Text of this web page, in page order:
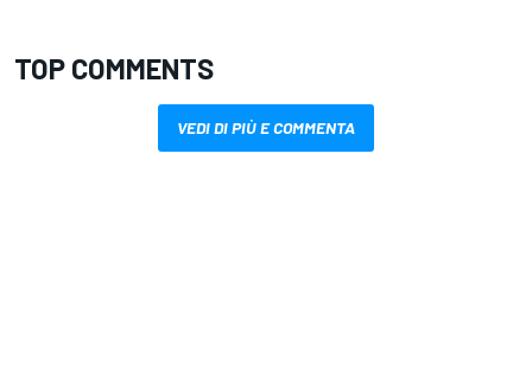
TOP COMMENTS
VEDI DI PIÙ E COMMENTA